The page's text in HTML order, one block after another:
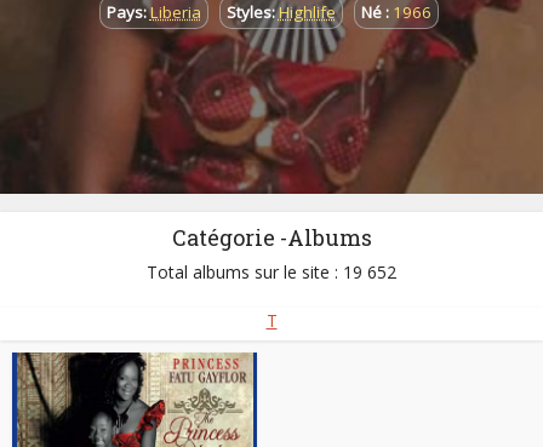
Pays:Liberia Styles:Highlife Né : 1966
Catégorie -Albums
Total albums sur le site : 19 652
T